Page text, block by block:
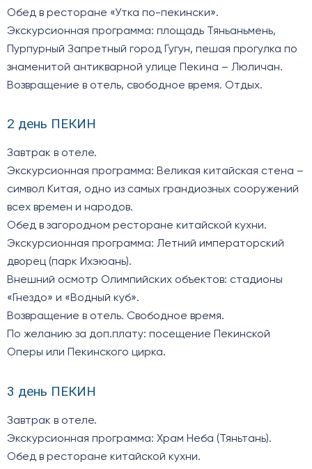
Обед в ресторане «Утка по-пекински».
Экскурсионная программа: площадь Тяньаньмень,
Пурпурный Запретный город Гугун, пешая прогулка по
знаменитой антикварной улице Пекина – Люличан.
Возвращение в отель, свободное время. Отдых.
2 день ПЕКИН
Завтрак в отеле.
Экскурсионная программа: Великая китайская стена –
символ Китая, одно из самых грандиозных сооружений
всех времен и народов.
Обед в загородном ресторане китайской кухни.
Экскурсионная программа: Летний императорский
дворец (парк Ихэюань).
Внешний осмотр Олимпийских объектов: стадионы
«Гнездо» и «Водный куб».
Возвращение в отель. Свободное время.
По желанию за доп.плату: посещение Пекинской
Оперы или Пекинского цирка.
3 день ПЕКИН
Завтрак в отеле.
Экскурсионная программа: Храм Неба (Тяньтань).
Обед в ресторане китайской кухни.